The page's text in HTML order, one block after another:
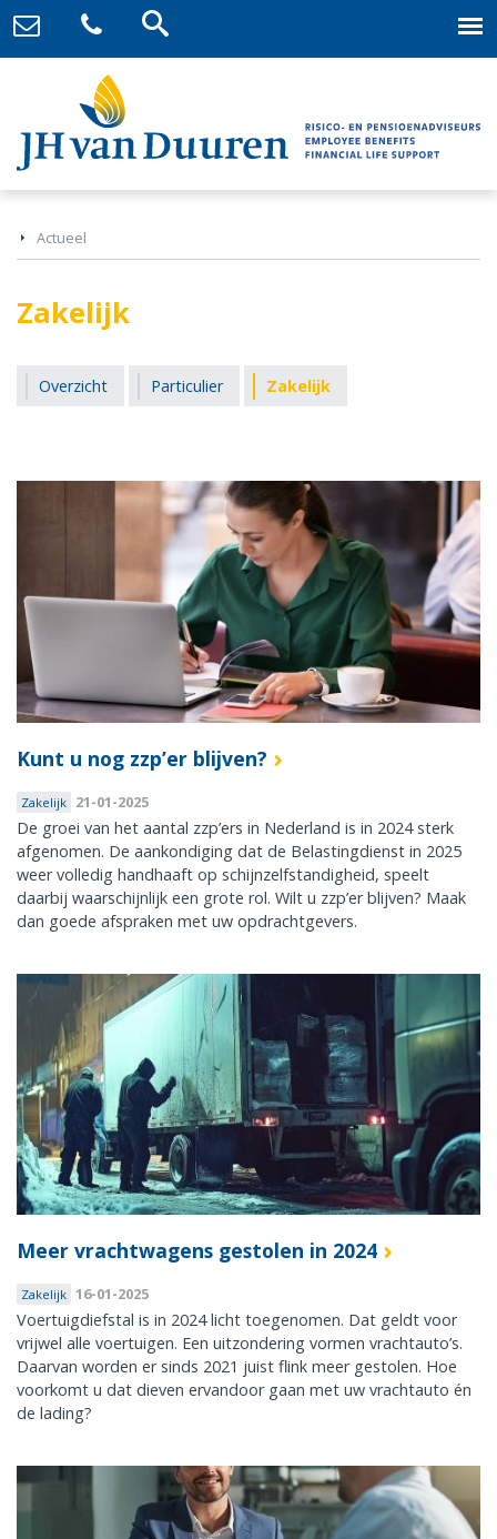
Actueel
Zakelijk
Overzicht Particulier Zakelijk
Kunt u nog zzp’er blijven?
Zakelijk 21-01-2025
De groei van het aantal zzp’ers in Nederland is in 2024 sterk
afgenomen. De aankondiging dat de Belastingdienst in 2025
weer volledig handhaaft op schijnzelfstandigheid, speelt
daarbij waarschijnlijk een grote rol. Wilt u zzp’er blijven? Maak
dan goede afspraken met uw opdrachtgevers.
Meer vrachtwagens gestolen in 2024
Zakelijk 16-01-2025
Voertuigdiefstal is in 2024 licht toegenomen. Dat geldt voor
vrijwel alle voertuigen. Een uitzondering vormen vrachtauto’s.
Daarvan worden er sinds 2021 juist flink meer gestolen. Hoe
voorkomt u dat dieven ervandoor gaan met uw vrachtauto én
de lading?